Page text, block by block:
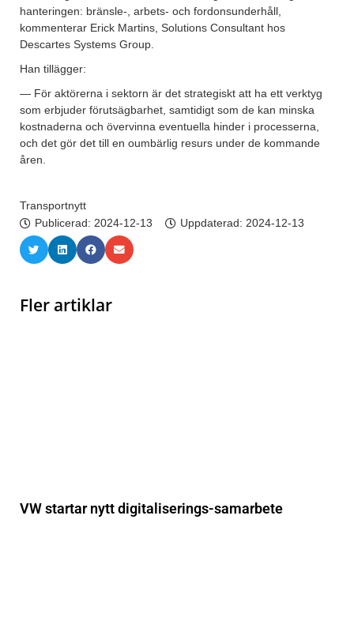
hanteringen: bränsle-, arbets- och fordonsunderhåll,
kommenterar Erick Martins, Solutions Consultant hos
Descartes Systems Group.
Han tillägger:
— För aktörerna i sektorn är det strategiskt att ha ett verktyg
som erbjuder förutsägbarhet, samtidigt som de kan minska
kostnaderna och övervinna eventuella hinder i processerna,
och det gör det till en oumbärlig resurs under de kommande
åren.
Transportnytt
Publicerad: 2024-12-13 Uppdaterad: 2024-12-13
Fler artiklar
VW startar nytt digitaliserings-samarbete